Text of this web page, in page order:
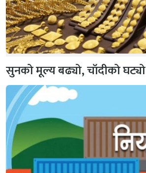
सुनको मूल्य बढ्यो, चाँदीको घट्यो